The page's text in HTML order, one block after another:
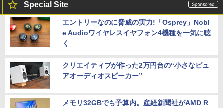
Special Site
エントリーなのに脅威の実力!「Osprey」Nobl
e Audioワイヤレスイヤフォン4機種を一気に聴
く
クリエイティブが作った2万円台の“小さなピュ
アオーディオスピーカー”
メモリ32GBでも予算内。産経新聞社がAMD R